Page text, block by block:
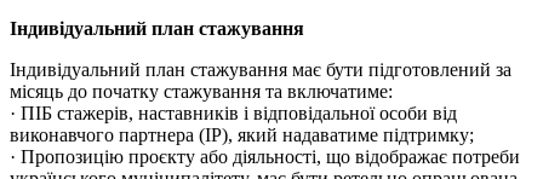
Індивідуальний план стажування
Індивідуальний план стажування має бути підготовлений за
місяць до початку стажування та включатиме:
· ПІБ стажерів, наставників і відповідальної особи від
виконавчого партнера (IP), який надаватиме підтримку;
· Пропозицію проєкту або діяльності, що відображає потреби